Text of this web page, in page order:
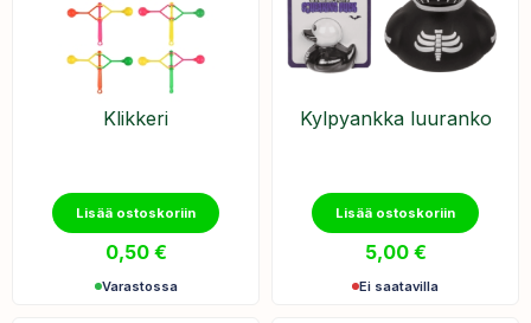
Klikkeri
Lisää ostoskoriin
0,50 €
Varastossa
Kylpyankka luuranko
Lisää ostoskoriin
5,00 €
Ei saatavilla